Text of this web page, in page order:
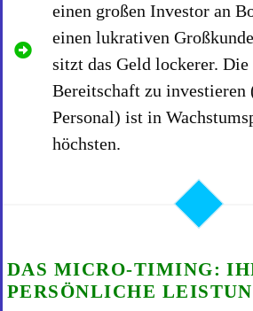
einen großen Investor an
einen lukrativen
sitzt das Geld lockerer.
Bereitschaft zu investieren
Personal) ist in
höchsten.
DAS MICRO-TIMING:
PERSÖNLICHE